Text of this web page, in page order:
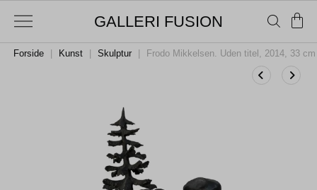
GALLERI FUSION
Forside Kunst Skulptur Frodo Mikkelsen. Uden titel, 2014, 33 cm